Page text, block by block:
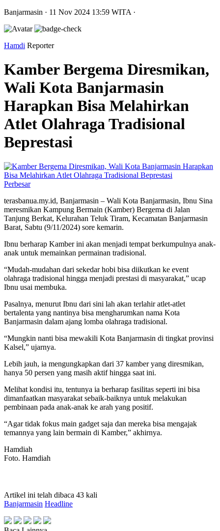
Banjarmasin · 11 Nov 2024 13:59 WITA ·
Hamdi Reporter
Kamber Bergema Diresmikan,
Wali Kota Banjarmasin
Harapkan Bisa Melahirkan
Atlet Olahraga Tradisional
Beprestasi
Perbesar
terasbanua.my.id, Banjarmasin – Wali Kota Banjarmasin, Ibnu Sina
meresmikan Kampung Bermain (Kamber) Bergema di Jalan
Tanjung Berkat, Kelurahan Teluk Tiram, Kecamatan Banjarmasin
Barat, Sabtu (9/11/2024) sore kemarin.
Ibnu berharap Kamber ini akan menjadi tempat berkumpulnya anak-
anak untuk memainkan permainan tradisional.
“Mudah-mudahan dari sekedar hobi bisa diikutkan ke event
olahraga tradisional hingga menjadi prestasi di masyarakat,” ucap
Ibnu usai membuka.
Pasalnya, menurut Ibnu dari sini lah akan terlahir atlet-atlet
bertalenta yang nantinya bisa mengharumkan nama Kota
Banjarmasin dalam ajang lomba olahraga tradisional.
“Mungkin nanti bisa mewakili Kota Banjarmasin di tingkat provinsi
Kalsel,” ujarnya.
Lebih jauh, ia mengungkapkan dari 37 kamber yang diresmikan,
hanya 50 persen yang masih aktif hingga saat ini.
Melihat kondisi itu, tentunya ia berharap fasilitas seperti ini bisa
dimanfaatkan masyarakat sebaik-baiknya untuk melakukan
pembinaan pada anak-anak ke arah yang positif.
“Agar tidak fokus main gadget saja dan mereka bisa mengajak
temannya yang lain bermain di Kamber,” akhirnya.
Hamdiah
Foto. Hamdiah
Artikel ini telah dibaca 43 kali
Banjarmasin Headline